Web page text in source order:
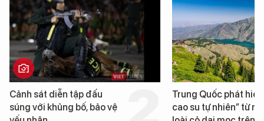
Trung Quốc phát hiện “mỏ
cao su tự nhiên” từ một
Loạt dự án
Đà Nẵng